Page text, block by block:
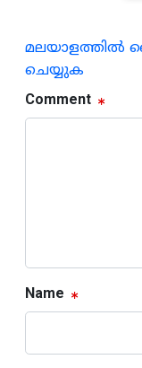
മലയാളത്തില്‍
ചെയ്യുക
Comment
Name